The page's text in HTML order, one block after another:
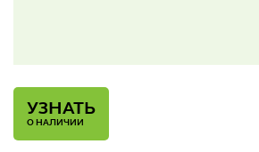
УЗНАТЬ
О НАЛИЧИИ